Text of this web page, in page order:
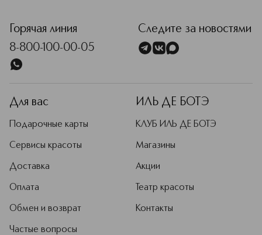
Чтобы пользоваться всеми
привилегиями Клуба ИЛЬ ДЕ БОТЭ,
пройдите короткую регистрацию и
Горячая линия
8-800-100-00-05
Следите за новостями
Для вас
Подарочные карты
Сервисы красоты
Доставка
Оплата
Обмен и возврат
Частые вопросы
ИЛЬ ДЕ БОТЭ
КЛУБ ИЛЬ ДЕ БОТЭ
Магазины
Акции
Театр красоты
Контакты